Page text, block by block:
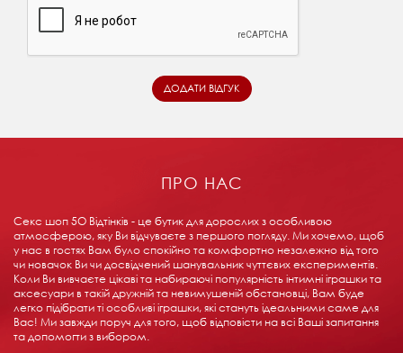
ПРО НАС
Секс шоп 5О Відтінків - це бутик для дорослих з особливою
атмосферою, яку Ви відчуваєте з першого погляду. Ми хочемо, щоб
у нас в гостях Вам було спокійно та комфортно незалежно від того
чи новачок Ви чи досвідчений шанувальник чуттєвих експериментів.
Коли Ви вивчаєте цікаві та набираючі популярність інтимні іграшки та
аксесуари в такій дружній та невимушеній обстановці, Вам буде
легко підібрати ті особливі іграшки, які стануть ідеальними саме для
Вас! Ми завжди поруч для того, щоб відповісти на всі Ваші запитання
та допомогти з вибором.